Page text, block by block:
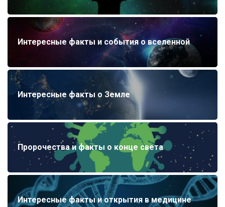
Интересные факты и события о вселенной
Интересные факты о Земле
Пророчества и факты о конце света
Интересные факты и открытия в медицине